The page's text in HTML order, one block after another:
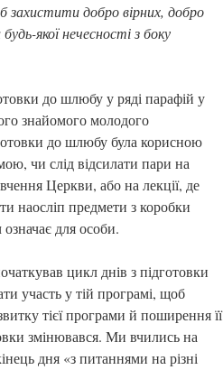
добро вірних, добро
якої нечесності з боку
до шлюбу у ряді парафій у
знайомого молодого
до шлюбу була корисною
чи слід відсилати пари на
Церкви, або на лекції, де
наосліп предмети з коробки
означає для особи.
цикл днів з підготовки
участь у тій програмі, щоб
тієї програми й поширення її
змінювався. Ми вчились на
дня «з питаннями на різні